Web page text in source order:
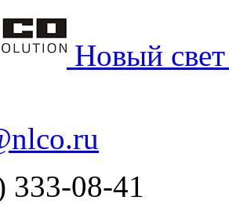
Новый
nlco.ru
333-08-41